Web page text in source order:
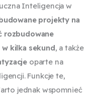
Inteligencja w
projekty na
rozbudowane
w kilka sekund, a także
oparte na
Funkcje te,
jednak wspomnieć